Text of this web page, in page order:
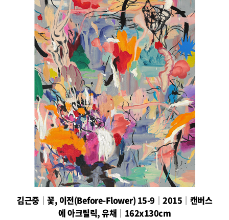
김근중│꽃, 이전(Before-Flower) 15-9│2015│캔버스
에 아크릴릭, 유채│162x130cm